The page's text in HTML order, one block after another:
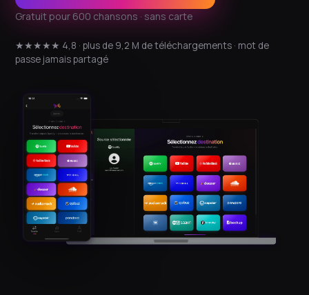
Gratuit pour 600 chansons · sans carte
★★★★★ 4,8 · plus de 9,2 M de téléchargements · mot de
passe jamais partagé